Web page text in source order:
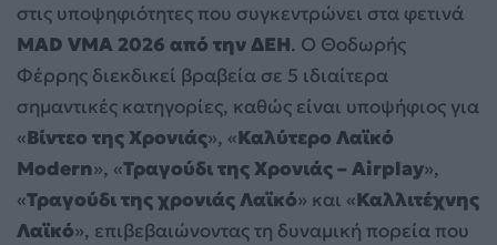
στις υποψηφιότητες που συγκεντρώνει στα φετινά
MAD VMA 2026 από την ΔΕΗ. Ο Θοδωρής
Φέρρης διεκδικεί βραβεία σε 5 ιδιαίτερα
σημαντικές κατηγορίες, καθώς είναι υποψήφιος για
«Βίντεο της Χρονιάς», «Καλύτερο Λαϊκό
Modern», «Τραγούδι της Χρονιάς – Airplay»,
«Τραγούδι της χρονιάς Λαϊκό» και «Καλλιτέχνης
Λαϊκό», επιβεβαιώνοντας τη δυναμική πορεία που